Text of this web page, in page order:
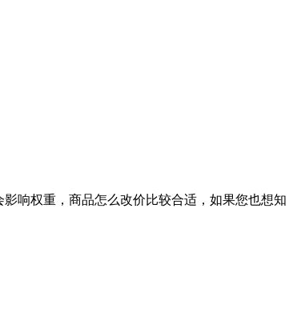
响权重，商品怎么改价比较合适，如果您也想知